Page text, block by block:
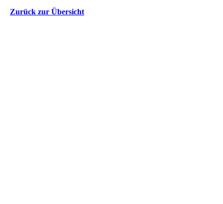
Zurück zur Übersicht